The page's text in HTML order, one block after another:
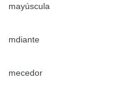
mayúscula
mdiante
mecedor